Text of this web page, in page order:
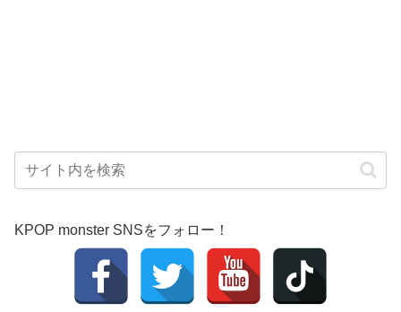
KPOP monster SNSをフォロー！